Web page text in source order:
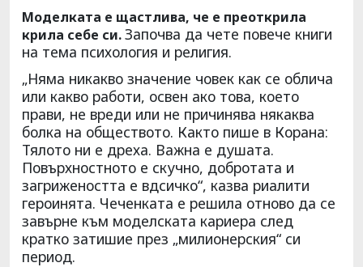
Моделката е щастлива, че е преоткрила
крила себе си.Започва да чете повече книги
на тема психология и религия.
„Няма никакво значение човек как се облича
или какво работи, освен ако това, което
прави, не вреди или не причинява някаква
болка на обществото. Както пише в Корана:
Тялото ни е дреха. Важна е душата.
Повърхностното е скучно, добротата и
загрижеността е вдсичко“, казва риалити
героинята. Чеченката е решила отново да се
завърне към моделската кариера след
кратко затишие през „милионерския“ си
период.